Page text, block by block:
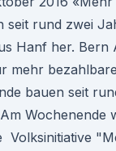
seit rund zwei
Hanf her. Bern
mehr
bauen seit
Wochenende
Volksinitiative